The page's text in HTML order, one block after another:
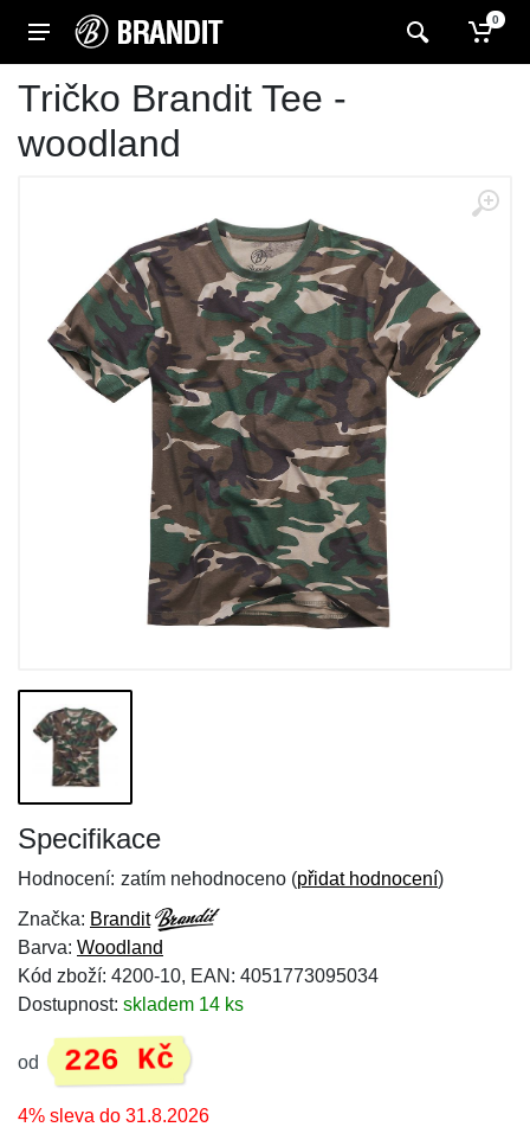
0
Tričko Brandit Tee -
woodland
Specifikace
Hodnocení: zatím nehodnoceno (přidat hodnocení)
Značka: Brandit
Barva: Woodland
Kód zboží: 4200-10, EAN: 4051773095034
Dostupnost: skladem 14 ks
od 226 Kč
4% sleva do 31.8.2026